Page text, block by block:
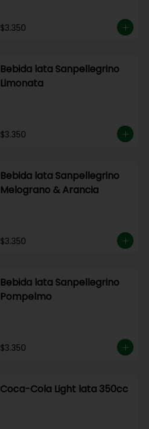
$3.350
Bebida lata Sanpellegrino
Limonata
$3.350
Bebida lata Sanpellegrino
Melograno & Arancia
$3.350
Bebida lata Sanpellegrino
Pompelmo
$3.350
Coca-Cola Light lata 350cc